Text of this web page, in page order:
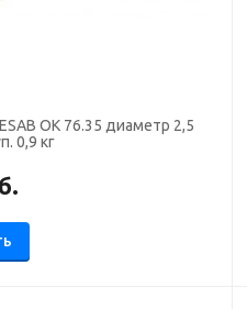
ОК 76.35 диаметр 2,5
0,9 кг